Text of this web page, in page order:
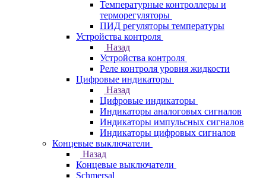
Температурные контроллеры и
терморегуляторы
ПИД регуляторы температуры
Устройства контроля
Назад
Устройства контроля
Реле контроля уровня жидкости
Цифровые индикаторы
Назад
Цифровые индикаторы
Индикаторы аналоговых сигналов
Индикаторы импульсных сигналов
Индикаторы цифровых сигналов
Концевые выключатели
Назад
Концевые выключатели
Schmersal